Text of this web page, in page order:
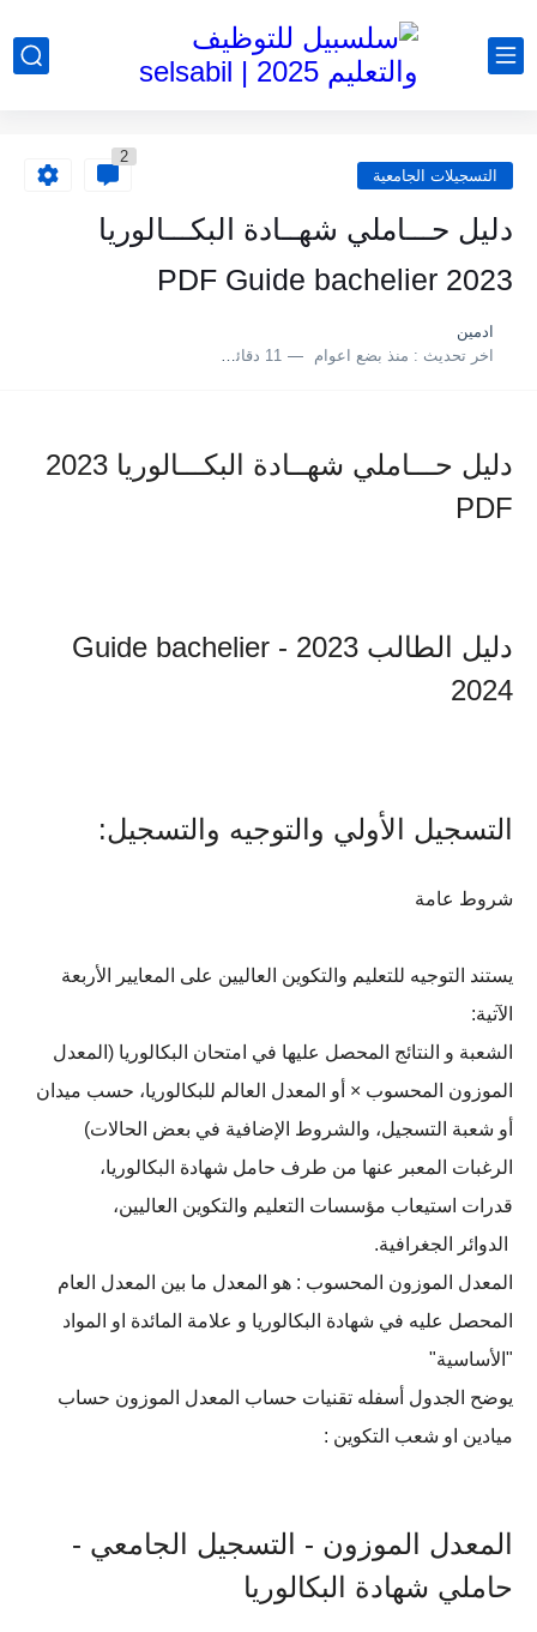
التسجيلات الجامعية
2
دليل حـــاملي شهــادة البكـــالوريا
2023 PDF Guide bachelier
ادمين
اخر تحديث : منذ بضع اعوام 11 دقائق للقراءة
دليل حـــاملي شهــادة البكـــالوريا 2023
PDF
دليل الطالب 2023 - Guide bachelier
2024
التسجيل الأولي والتوجيه والتسجيل:
شروط عامة
يستند التوجيه للتعليم والتكوين العاليين على المعايير الأربعة
الآتية:
الشعبة و النتائج المحصل عليها في امتحان البكالوريا (المعدل
الموزون المحسوب × أو المعدل العالم للبكالوريا، حسب ميدان
أو شعبة التسجيل، والشروط الإضافية في بعض الحالات)
الرغبات المعبر عنها من طرف حامل شهادة البكالوريا،
قدرات استيعاب مؤسسات التعليم والتكوين العاليين،
الدوائر الجغرافية.
المعدل الموزون المحسوب : هو المعدل ما بين المعدل العام
المحصل عليه في شهادة البكالوريا و علامة المائدة او المواد
"الأساسية"
يوضح الجدول أسفله تقنيات حساب المعدل الموزون حساب
میادین او شعب التكوين :
المعدل الموزون - التسجيل الجامعي -
حاملي شهادة البكالوريا